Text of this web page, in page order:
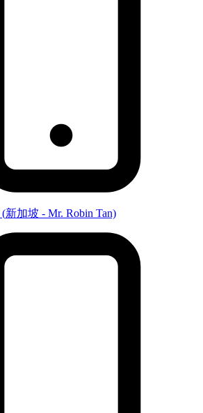
(新加坡 - Mr. Robin Tan)